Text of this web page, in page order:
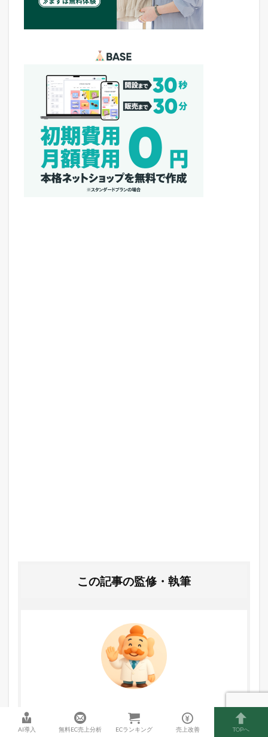
この記事の監修・執筆
エビス店長（藤田 正博）
AI導入 無料EC売上分析 ECランキング 売上改善 TOPへ